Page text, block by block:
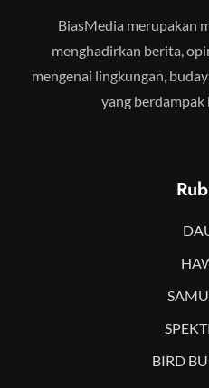
BiasMedia merupakan
menghadirkan berita,
mengenai lingkungan,
yang berdampak
BIRD